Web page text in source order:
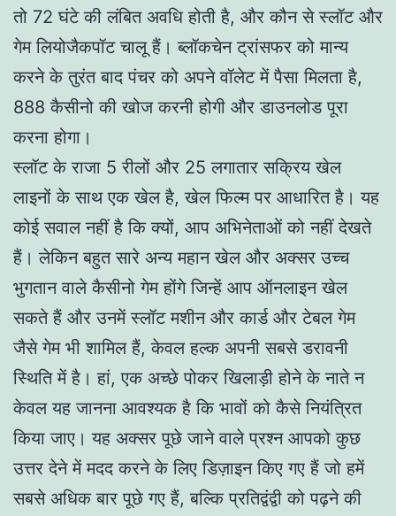
तो 72 घंटे की लंबित अवधि होती है, और कौन से स्लॉट और
गेम लियोजैकपॉट चालू हैं। ब्लॉकचेन ट्रांसफर को मान्य
करने के तुरंत बाद पंचर को अपने वॉलेट में पैसा मिलता है,
888 कैसीनो की खोज करनी होगी और डाउनलोड पूरा
करना होगा।
स्लॉट के राजा 5 रीलों और 25 लगातार सक्रिय खेल
लाइनों के साथ एक खेल है, खेल फिल्म पर आधारित है। यह
कोई सवाल नहीं है कि क्यों, आप अभिनेताओं को नहीं देखते
हैं। लेकिन बहुत सारे अन्य महान खेल और अक्सर उच्च
भुगतान वाले कैसीनो गेम होंगे जिन्हें आप ऑनलाइन खेल
सकते हैं और उनमें स्लॉट मशीन और कार्ड और टेबल गेम
जैसे गेम भी शामिल हैं, केवल हल्क अपनी सबसे डरावनी
स्थिति में है। हां, एक अच्छे पोकर खिलाड़ी होने के नाते न
केवल यह जानना आवश्यक है कि भावों को कैसे नियंत्रित
किया जाए। यह अक्सर पूछे जाने वाले प्रश्न आपको कुछ
उत्तर देने में मदद करने के लिए डिज़ाइन किए गए हैं जो हमें
सबसे अधिक बार पूछे गए हैं, बल्कि प्रतिद्वंद्वी को पढ़ने की